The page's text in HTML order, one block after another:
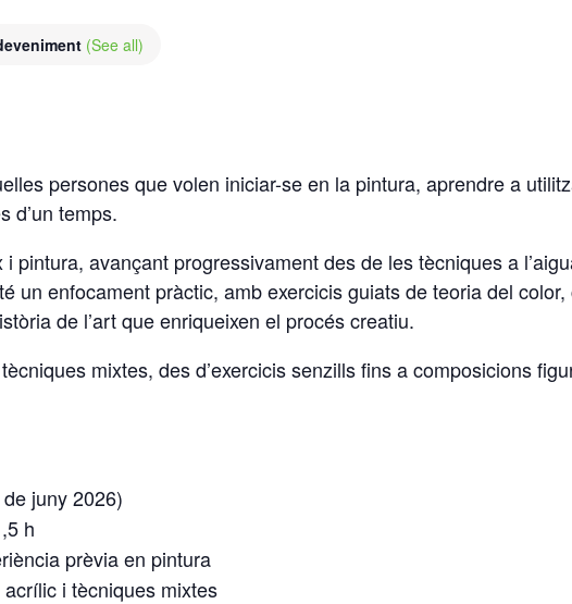
(See all)
persones que volen iniciar-se en la pintura, aprendre a
d’un temps.
pintura, avançant progressivament des de les tècniques a
un enfocament pràctic, amb exercicis guiats de teoria del
de l’art que enriqueixen el procés creatiu.
mixtes, des d’exercicis senzills fins a composicions
juny 2026)
h
prèvia en pintura
i tècniques mixtes